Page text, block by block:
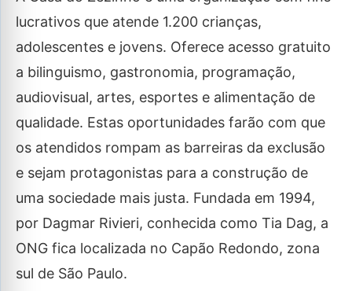
lucrativos que atende 1.200 crianças,
adolescentes e jovens. Oferece acesso gratuito
a bilinguismo, gastronomia, programação,
audiovisual, artes, esportes e alimentação de
qualidade. Estas oportunidades farão com que
os atendidos rompam as barreiras da exclusão
e sejam protagonistas para a construção de
uma sociedade mais justa. Fundada em 1994,
por Dagmar Rivieri, conhecida como Tia Dag, a
ONG fica localizada no Capão Redondo, zona
sul de São Paulo.